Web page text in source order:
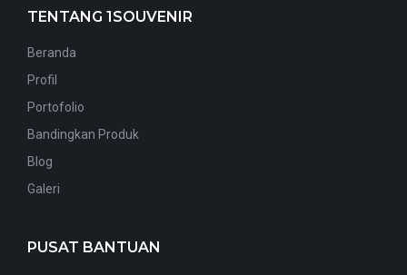
TENTANG 1SOUVENIR
Beranda
Profil
Portofolio
Bandingkan Produk
Blog
Galeri
PUSAT BANTUAN